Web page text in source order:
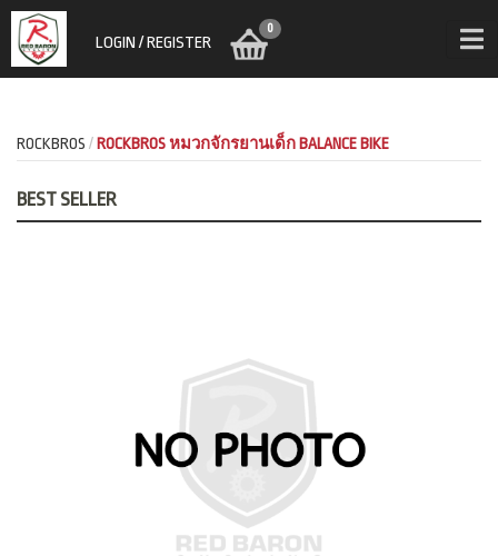
LOGIN / REGISTER
0
ROCKBROS ROCKBROS หมวกจักรยานเด็ก BALANCE BIKE
BEST SELLER